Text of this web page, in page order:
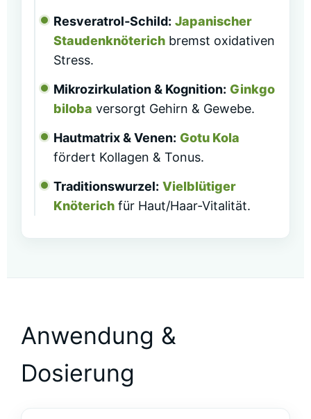
Resveratrol‑Schild: Japanischer
Staudenknöterich bremst oxidativen
Stress.
Mikrozirkulation & Kognition: Ginkgo
biloba versorgt Gehirn & Gewebe.
Hautmatrix & Venen: Gotu Kola
fördert Kollagen & Tonus.
Traditionswurzel: Vielblütiger
Knöterich für Haut/Haar‑Vitalität.
Anwendung &
Dosierung